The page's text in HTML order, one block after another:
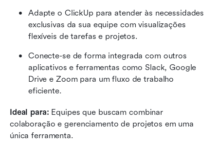
Adapte o ClickUp para atender às necessidades
exclusivas da sua equipe com visualizações
flexíveis de tarefas e projetos.
Conecte-se de forma integrada com outros
aplicativos e ferramentas como Slack, Google
Drive e Zoom para um fluxo de trabalho
eficiente.
Ideal para: Equipes que buscam combinar
colaboração e gerenciamento de projetos em uma
única ferramenta.